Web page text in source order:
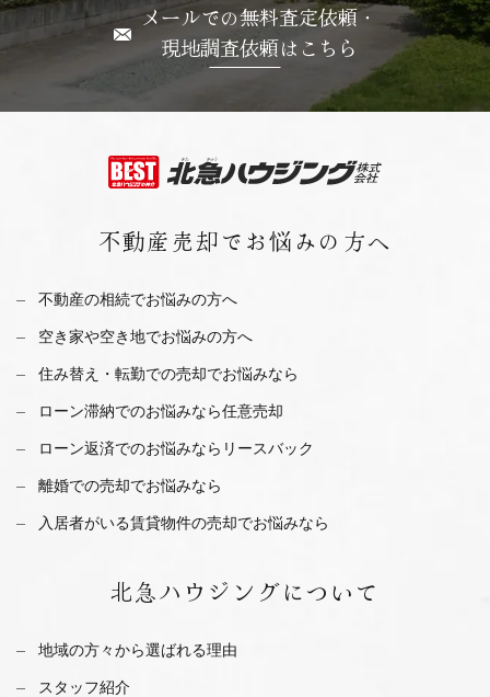
メールでの無料査定依頼・
現地調査依頼はこちら
不動産売却で お悩みの方へ
不動産の相続でお悩みの方へ
空き家や空き地でお悩みの方へ
住み替え・転勤での売却でお悩みなら
ローン滞納でのお悩みなら任意売却
ローン返済でのお悩みならリースバック
離婚での売却でお悩みなら
入居者がいる賃貸物件の売却でお悩みなら
北急ハウジングについて
地域の方々から選ばれる理由
スタッフ紹介